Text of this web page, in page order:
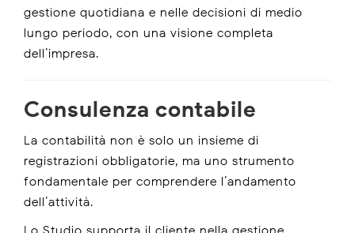
gestione quotidiana e nelle decisioni di medio-
lungo periodo, con una visione completa
dell’impresa.
Consulenza contabile
La contabilità non è solo un insieme di
registrazioni obbligatorie, ma uno strumento
fondamentale per comprendere l’andamento
dell’attività.